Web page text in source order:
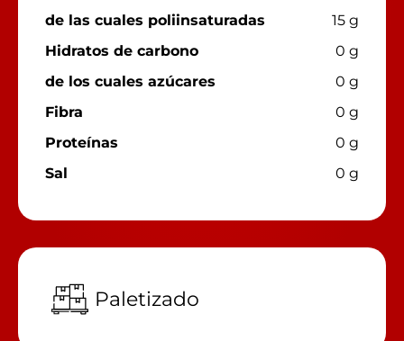
de las cuales poliinsaturadas
15 g
Hidratos de carbono
0 g
de los cuales azúcares
0 g
Fibra
0 g
Proteínas
0 g
Sal
0 g
Paletizado